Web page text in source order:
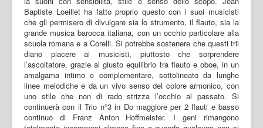
Baptiste Loeillet ha fatto proprio questo con i suoi musicisti
che gli permisero di divulgare sia lo strumento, il flauto, sia la
grande musica barocca italiana, con un occhio particolare alla
scuola romana e a Corelli. Si potrebbe sostenere che questi trii
diano piacere ai musicisti, piuttosto che sorprendere
l’ascoltatore, grazie al giusto equilibrio tra flauto e oboe, in un
amalgama intimo e complementare, sottolineato da lunghe
linee melodiche e da un vivo senso del colore armonico, con
uno stile che non di rado strizza l’occhio al passato. Si
continuerà con il Trio n°3 in Do maggiore per 2 flauti e basso
continuo di Franz Anton Hoffmeister. I geni rimangono